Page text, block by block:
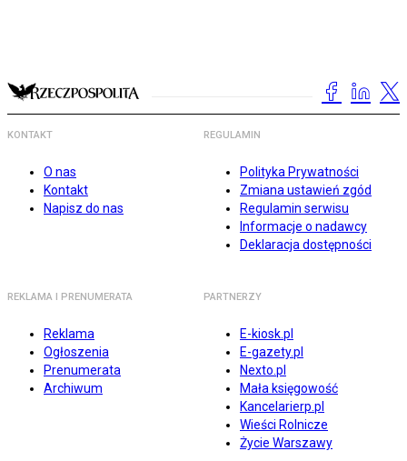
KONTAKT
O nas
Kontakt
Napisz do nas
REGULAMIN
Polityka Prywatności
Zmiana ustawień zgód
Regulamin serwisu
Informacje o nadawcy
Deklaracja dostępności
REKLAMA I PRENUMERATA
Reklama
Ogłoszenia
Prenumerata
Archiwum
PARTNERZY
E-kiosk.pl
E-gazety.pl
Nexto.pl
Mała księgowość
Kancelarierp.pl
Wieści Rolnicze
Życie Warszawy